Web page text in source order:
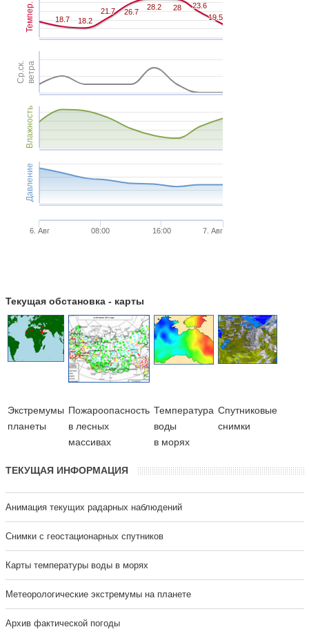
Темпер.
Ср.ск.ветра
Влажность
Давление
18.7
18.7 18.2
18.2
21.7
21.7 26.7
26.7
28.2
28.2 28
28 23.6
23.6
19.5
19.5
6. Авг 08:00 16:00 7. Авг
Текущая обстановка - карты
Экстремумы
планеты
Пожароопасность
в лесных
массивах
Температура
воды
в морях
Cпутниковые
снимки
ТЕКУЩАЯ ИНФОРМАЦИЯ
Анимация текущих радарных наблюдений
Cнимки с геостационарных спутников
Карты температуры воды в морях
Метеорологические экстремумы на планете
Архив фактической погоды